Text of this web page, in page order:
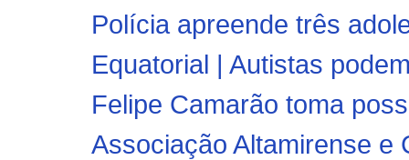
Polícia apreende três
Equatorial | Autistas
Felipe Camarão toma
Associação Altamirense e